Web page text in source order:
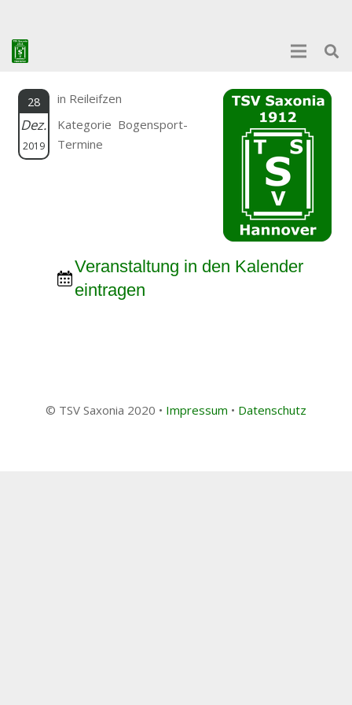
28
Dez.
2019
in Reileifzen
Kategorie Bogensport-
Termine
Veranstaltung in den Kalender
eintragen
© TSV Saxonia 2020 • Impressum • Datenschutz